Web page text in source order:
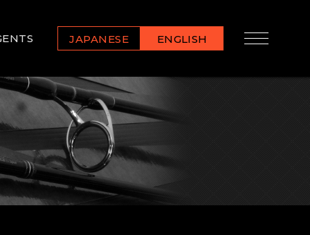
JAPANESE ENGLISH